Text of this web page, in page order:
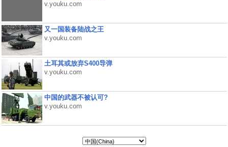
v.youku.com
又一国装备陆战之王
v.youku.com
土耳其或放弃S400导弹
v.youku.com
中国的武器不被认可?
v.youku.com